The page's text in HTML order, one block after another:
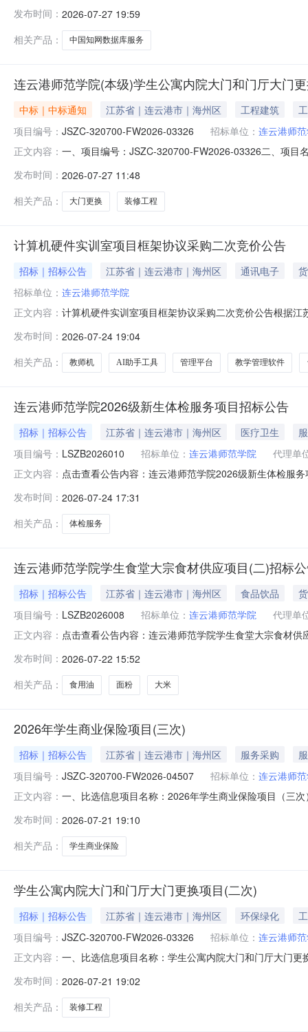
发布时间： 2026-07-27 19:59
相关产品：
中国知网数据库服务
连云港师范学院(本级)学生公寓内院大门和门厅大门
中标｜中标通知 江苏省｜连云港市｜海州区 工程建筑
项目编号： JSZC-320700-FW2026-03326 招标单位： 连云港师
正文内容： 一、项目编号：JSZC-320700-FW2026-03326二、项目
目：装修工程项目预算：￥94020.6项目地点：连云港师
发布时间： 2026-07-27 11:48
相关产品：
大门更换 装修工程
计算机硬件实训室项目框架协议采购二次竞价公告
招标｜招标公告 江苏省｜连云港市｜海州区 通讯电子
招标单位： 连云港师范学院
正文内容： 计算机硬件实训室项目框架协议采购二次竞价公告根据
D701MER00161（具体规格参数、配套软件及采购需求
服务要求1.要所供产品须为正规渠道官方
发布时间： 2026-07-24 19:04
相关产品：
教师机 AI助手工具 管理平台 教学管理软件
连云港师范学院2026级新生体检服务项目招标公告
招标｜招标公告 江苏省｜连云港市｜海州区 医疗卫生
项目编号： LSZB2026010 招标单位： 连云港师范学院
代理单
正文内容： 点击查看公告内容：连云港师范学院2026级新生体检服
发布时间： 2026-07-24 17:31
相关产品：
体检服务
连云港师范学院学生食堂大宗食材供应项目(二)招标
招标｜招标公告 江苏省｜连云港市｜海州区 食品饮品
项目编号： LSZB2026008 招标单位： 连云港师范学院
代理单
正文内容： 点击查看公告内容：连云港师范学院学生食堂大宗食材供
发布时间： 2026-07-22 15:52
相关产品：
食用油 面粉 大米
2026年学生商业保险项目(三次)
招标｜招标公告 江苏省｜连云港市｜海州区 服务采购
项目编号： JSZC-320700-FW2026-04507 招标单位： 连云港师
正文内容： 一、比选信息项目名称：2026年学生商业保险项目（三
位：连云港师范学院（本级）联系人姓名：李工（江苏
发布时间： 2026-07-21 19:10
相关产品：
学生商业保险
学生公寓内院大门和门厅大门更换项目(二次)
招标｜招标公告 江苏省｜连云港市｜海州区 环保绿化
项目编号： JSZC-320700-FW2026-03326 招标单位： 连云港师
正文内容： 一、比选信息项目名称：学生公寓内院大门和门厅大门
话：15261310729固定电话：响应开始时间：2026-07-
发布时间： 2026-07-21 19:02
相关产品：
装修工程